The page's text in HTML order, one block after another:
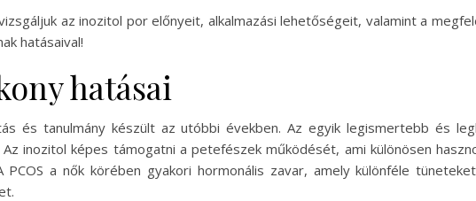
az inozitol por előnyeit, alkalmazási lehetőségeit, valamint a
hatásaival!
hatásai
és tanulmány készült az utóbbi években. Az egyik legismertebb és
inozitol képes támogatni a petefészek működését, ami különösen
PCOS a nők körében gyakori hormonális zavar, amely különféle